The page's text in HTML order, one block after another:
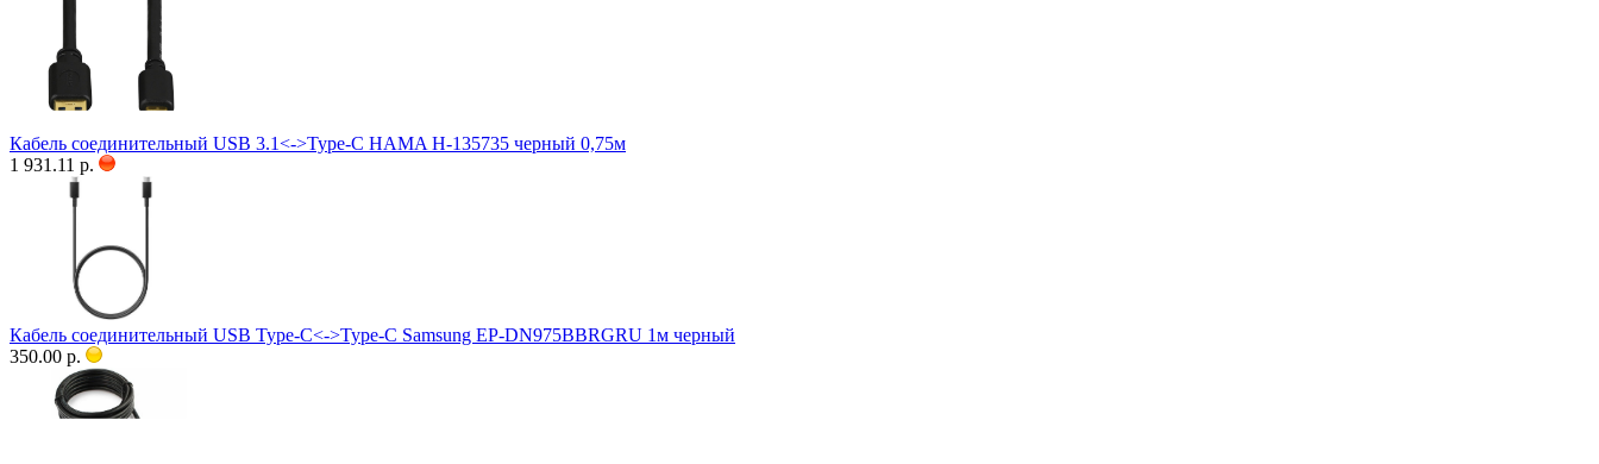
Кабель соединительный USB 3.1<->Type-C HAMA H-135735 черный 0,75м
1 931.11 р.
Кабель соединительный USB Type-C<->Type-C Samsung EP-DN975BBRGRU 1м черный
350.00 р.